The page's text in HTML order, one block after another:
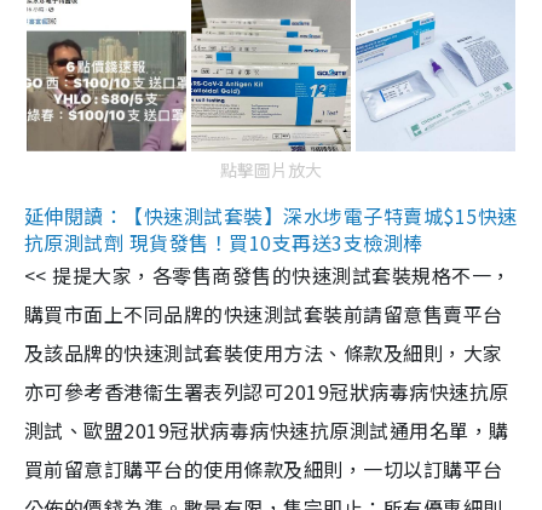
點擊圖片放大
延伸閱讀：【快速測試套裝】深水埗電子特賣城$15快速
抗原測試劑 現貨發售！買10支再送3支檢測棒
<< 提提大家，各零售商發售的快速測試套裝規格不一，
購買市面上不同品牌的快速測試套裝前請留意售賣平台
及該品牌的快速測試套裝使用方法、條款及細則，大家
亦可參考香港衞生署表列認可2019冠狀病毒病快速抗原
測試、歐盟2019冠狀病毒病快速抗原測試通用名單，購
買前留意訂購平台的使用條款及細則，一切以訂購平台